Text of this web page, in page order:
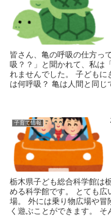
皆さん、亀の呼吸の仕方っ
吸？？」と聞かれて、私は
れませんでした。 子ども
は何呼吸？ 亀は人間と同じ
子育て情報
栃木県子ども総合科学館は
める科学館です。 とても
場。 外には乗り物広場や冒
く遊ぶことができます。 そ